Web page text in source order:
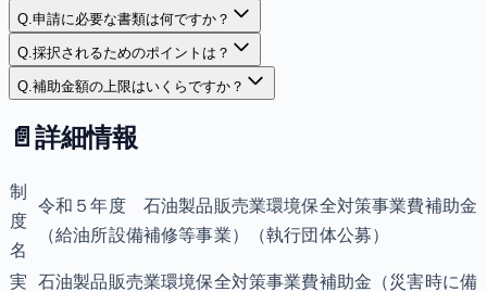
Q.申請に必要な書類は何ですか？
Q.採択されるためのポイントは？
Q.補助金額の上限はいくらですか？
📄 詳細情報
制
度
名
令和５年度 石油製品販売業環境保全対策事業費補助金
（給油所設備補修等事業）（執行団体公募）
実
石油製品販売業環境保全対策事業費補助金（災害時に備